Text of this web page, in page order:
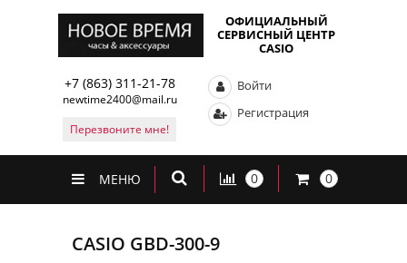
ОФИЦИАЛЬНЫЙ
СЕРВИСНЫЙ ЦЕНТР
CASIO
+7 (863) 311-21-78
newtime2400@mail.ru
Перезвоните мне!
Войти
Регистрация
МЕНЮ 0 0
CASIO GBD-300-9